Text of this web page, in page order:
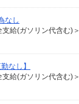
なし
給(ガソリン代含む)＞
なし】
給(ガソリン代含む)＞